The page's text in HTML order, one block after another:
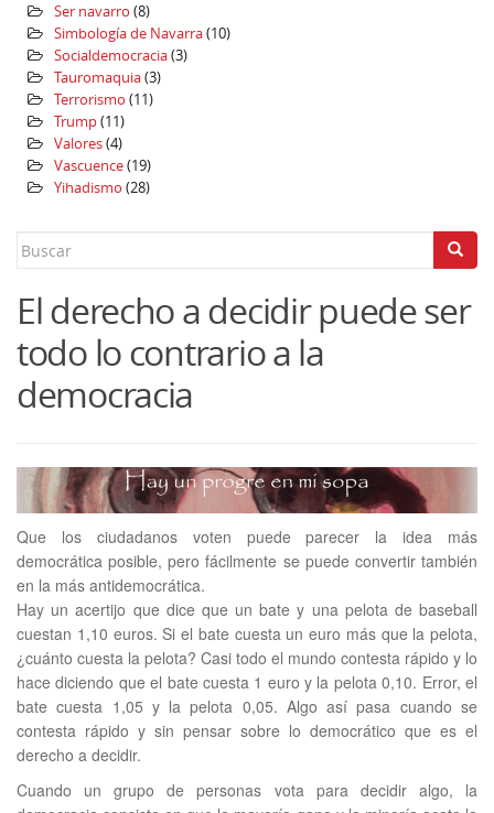
Ser navarro (8)
Simbología de Navarra(10)
Socialdemocracia(3)
Tauromaquia(3)
Terrorismo (11)
Trump(11)
Valores(4)
Vascuence(19)
Yihadismo (28)
for:
El derecho a decidir puede ser
todo lo contrario a la
democracia
Que los ciudadanos voten puede parecer la idea más
democrática posible, pero fácilmente se puede convertir también
en la más antidemocrática.
Hay un acertijo que dice que un bate y una pelota de baseball
cuestan 1,10 euros. Si el bate cuesta un euro más que la pelota,
¿cuánto cuesta la pelota? Casi todo el mundo contesta rápido y lo
hace diciendo que el bate cuesta 1 euro y la pelota 0,10. Error, el
bate cuesta 1,05 y la pelota 0,05. Algo así pasa cuando se
contesta rápido y sin pensar sobre lo democrático que es el
derecho a decidir.
Cuando un grupo de personas vota para decidir algo, la